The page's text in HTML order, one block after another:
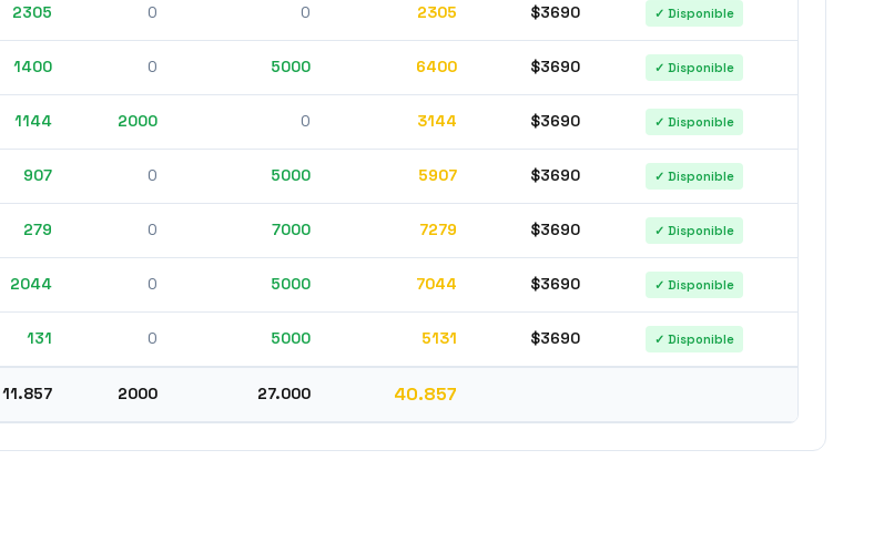
2305 0 0 2305 $3690 ✓ Disponible
1400 0 5000 6400 $3690 ✓ Disponible
1144 2000 0 3144 $3690 ✓ Disponible
907 0 5000 5907 $3690 ✓ Disponible
279 0 7000 7279 $3690 ✓ Disponible
2044 0 5000 7044 $3690 ✓ Disponible
131 0 5000 5131 $3690 ✓ Disponible
11.857 2000 27.000 40.857